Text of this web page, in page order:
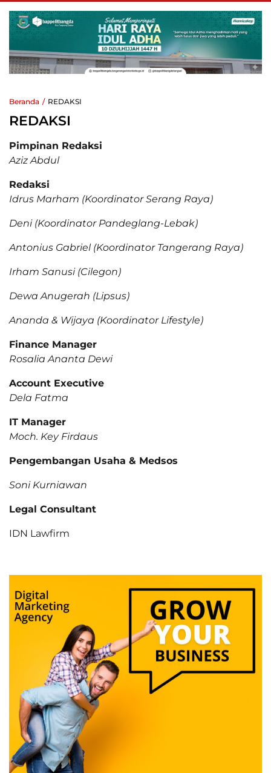
Beranda REDAKSI
REDAKSI
Pimpinan Redaksi
Aziz Abdul
Redaksi
Idrus Marham (Koordinator Serang Raya)
Deni (Koordinator Pandeglang-Lebak)
Antonius Gabriel (Koordinator Tangerang Raya)
Irham Sanusi (Cilegon)
Dewa Anugerah (Lipsus)
Ananda & Wijaya (Koordinator Lifestyle)
Finance Manager
Rosalia Ananta Dewi
Account Executive
Dela Fatma
IT Manager
Moch. Key Firdaus
Pengembangan Usaha & Medsos
Soni Kurniawan
Legal Consultant
IDN Lawfirm